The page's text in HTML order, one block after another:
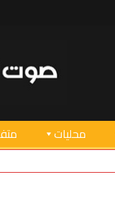
محليات